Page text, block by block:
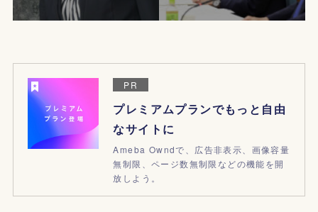
PR
プレミアムプランでもっと自由
なサイトに
Ameba Owndで、広告非表示、画像容量
無制限、ページ数無制限などの機能を開
放しよう。